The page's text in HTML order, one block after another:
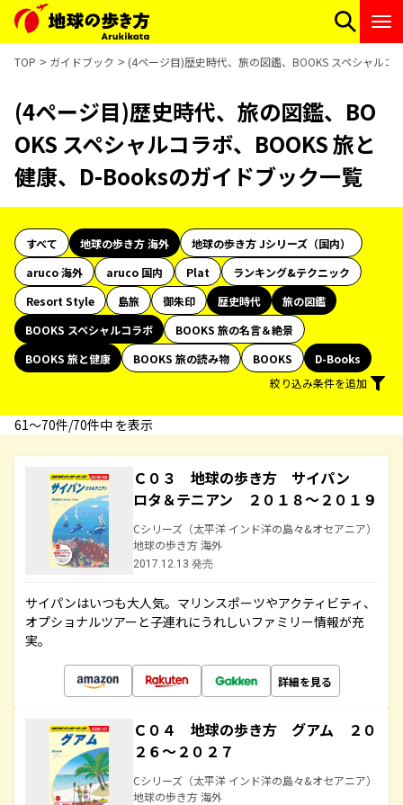
TOP ガイドブック (4ページ目)歴史時代、旅の図鑑、BOOKS スペシャル
(4ページ目)歴史時代、旅の図鑑、BO
OKS スペシャルコラボ、BOOKS 旅と
健康、D-Booksのガイドブック一覧
すべて 地球の歩き方 海外
地球の歩き方 Jシリーズ（国内）
aruco 海外
aruco 国内 Plat
ランキング&テクニック
Resort Style
島旅 御朱印 歴史時代
旅の図鑑
BOOKS スペシャルコラボ
BOOKS 旅の名言＆絶景
BOOKS 旅と健康
BOOKS 旅の読み物 BOOKS
D-Books
絞り込み条件を追加
61〜70件/70件中 を表示
Ｃ０３ 地球の歩き方 サイパン
ロタ＆テニアン ２０１８～２０１９
Cシリーズ（太平洋 インド洋の島々&オセアニア）
地球の歩き方 海外
2017.12.13 発売
サイパンはいつも大人気。マリンスポーツやアクティビティ、
オプショナルツアーと子連れにうれしいファミリー情報が充
実。
詳細を見る
Ｃ０４ 地球の歩き方 グアム ２０
２６～２０２７
Cシリーズ（太平洋 インド洋の島々&オセアニア）
地球の歩き方 海外